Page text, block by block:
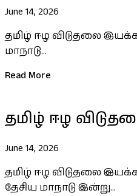
June 14, 2026
தமிழ் ஈழ விடுதலை
மாநாடு...
Read More
தமிழ் ஈழ
June 14, 2026
தமிழ் ஈழ விடுதலை
தேசிய மாநாடு இன்று...